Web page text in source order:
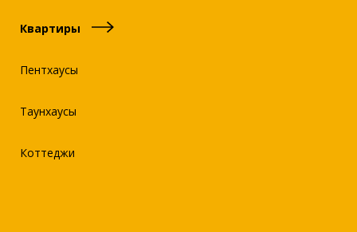
Квартиры
Пентхаусы
Таунхаусы
Коттеджи